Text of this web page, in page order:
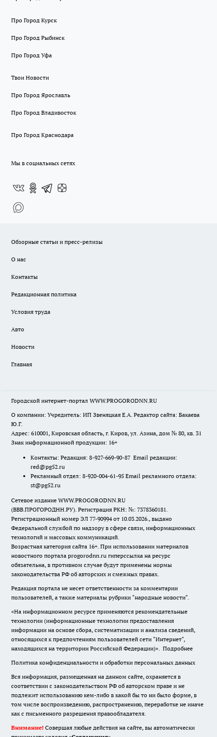
Про Город Курск
Про Город Рыбинск
Про Город Уфа
Твои Новости
Про Город Ярославль
Про Город Владивосток
Про Город Краснодара
Мы в социальных сетях
Обзорные статьи и пресс-релизы
О нас
Контакты
Редакционная политика
Условия труда
Авто
Новости
Главная
Городской интернет-портал WWW.PROGORODNN.RU
О компании: Учредитель: ИП Звеняцкая Е.А. Редактор сайта: Бакаева
Ю.Г.
Адрес: 610001, Кировская область, г. Киров, ул. Азина, дом № 80, кв. 31
Знак информационной продукции: 16+
Контакты: Редакция: 8-927-669-90-87 Email редакции:
red@pg52.ru
Рекламный отдел: 8-920-004-61-95 Email рекламного отдела:
st@pg52.ru
Сетевое издание WWW.PROGORODNN.RU
(ВВВ.ПРОГОРОДНН.РУ). Регистрация РКН: №: 7378360181.
Регистрационный номер ЭЛ 77-90994 от 10.03.2026., выдано
Федеральной службой по надзору в сфере связи, информационных
технологий и массовых коммуникаций.
Возрастная категория сайта 16+. При использовании материалов
новостного портала progorodnn.ru гиперссылка на ресурс
обязательна, в противном случае будут применены нормы
законодательства РФ об авторских и смежных правах.
Редакция портала не несет ответственности за комментарии
пользователей, а также материалы рубрики "народные новости".
«На информационном ресурсе применяются рекомендательные
технологии (информационные технологии предоставления
информации на основе сбора, систематизации и анализа сведений,
относящихся к предпочтениям пользователей сети "Интернет",
находящихся на территории Российской Федерации)». Подробнее
Политика конфиденциальности и обработки персональных данных
Вся информация, размещенная на данном сайте, охраняется в
соответствии с законодательством РФ об авторском праве и не
подлежит использованию кем-либо в какой бы то ни было форме, в
том числе воспроизведению, распространению, переработке не иначе
как с письменного разрешения правообладателя.
Внимание! Совершая любые действия на сайте, вы автоматически